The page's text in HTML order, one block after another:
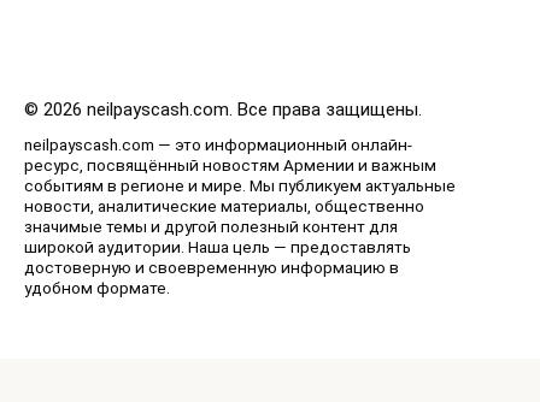
© 2026 neilpayscash.com. Все права защищены.
neilpayscash.com — это информационный онлайн-
ресурс, посвящённый новостям Армении и важным
событиям в регионе и мире. Мы публикуем актуальные
новости, аналитические материалы, общественно
значимые темы и другой полезный контент для
широкой аудитории. Наша цель — предоставлять
достоверную и своевременную информацию в
удобном формате.